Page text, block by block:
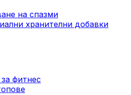
на спазми
хранителни добавки
фитнес